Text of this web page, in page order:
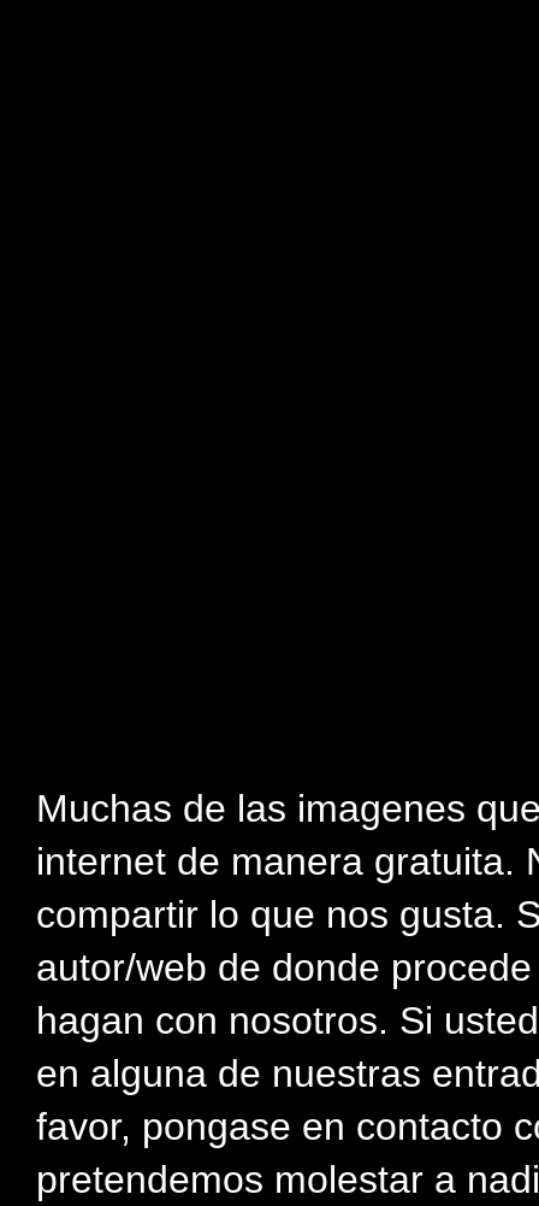
Muchas de las imagenes
internet de manera gratuita.
compartir lo que nos gusta.
autor/web de donde
hagan con nosotros. Si
en alguna de nuestras
favor, pongase en contacto
pretendemos molestar a